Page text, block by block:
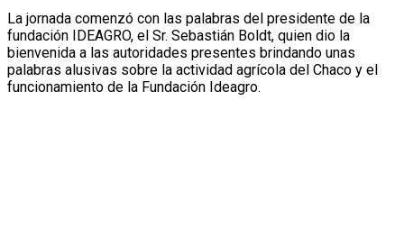
La jornada comenzó con las palabras del presidente de la
fundación IDEAGRO, el Sr. Sebastián Boldt, quien dio la
bienvenida a las autoridades presentes brindando unas
palabras alusivas sobre la actividad agrícola del Chaco y el
funcionamiento de la Fundación Ideagro.